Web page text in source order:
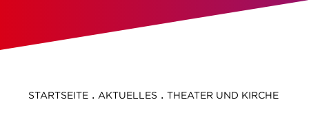
STARTSEITE. AKTUELLES . THEATER UND KIRCHE